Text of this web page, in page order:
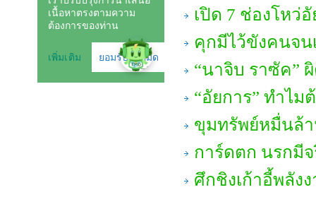
เปิด 7 ช่องโหว่
คุกมีไว้ขังคนจน
“นาจิบ ราซัค”
“อัยการ” ทำไม
ขุมทรัพย์หมื่นล้
การ์ดตก นรกมี
ศึกชิงเก้าอี้พลัง